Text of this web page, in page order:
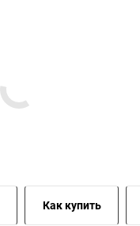
Как купить